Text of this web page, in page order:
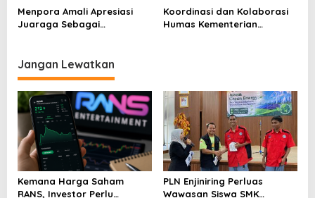
Berjalan dengan Baik
Menpora Amali Apresiasi
Juaraga Sebagai
Dunia U-20
Koordinasi dan Kolaborasi
Humas Kementerian
Jangan Lewatkan
Kemana Harga Saham
RANS, Investor Perlu
PLN Enjiniring Perluas
Wawasan Siswa SMK